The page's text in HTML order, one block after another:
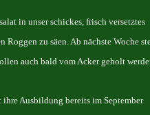
in unser schickes, frisch versetztes
Roggen zu säen. Ab nächste Woche
auch bald vom Acker geholt
ihre Ausbildung bereits im September